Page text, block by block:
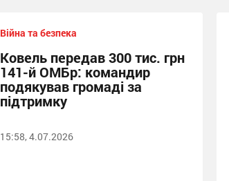
Війна та безпека
Ковель передав 300 тис. грн
141-й ОМБр: командир
подякував громаді за
підтримку
15:58, 4.07.2026